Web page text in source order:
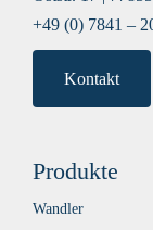
+49 (0) 7841 –
Kontakt
Produkte
Wandler